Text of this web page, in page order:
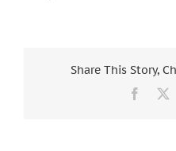
Share This Story,